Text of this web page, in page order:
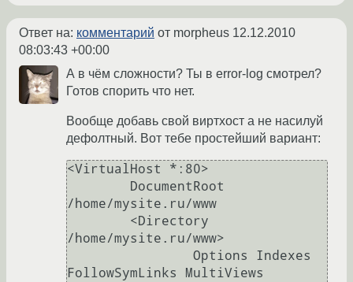
Ответ на: комментарий от morpheus 12.12.2010
08:03:43 +00:00
А в чём сложности? Ты в error-log смотрел?
Готов спорить что нет.
Вообще добавь свой виртхост а не насилуй
дефолтный. Вот тебе простейший вариант:
<VirtualHost *:80>
/home/mysite.ru/www
/home/mysite.ru/www>
FollowSymLinks MultiViews